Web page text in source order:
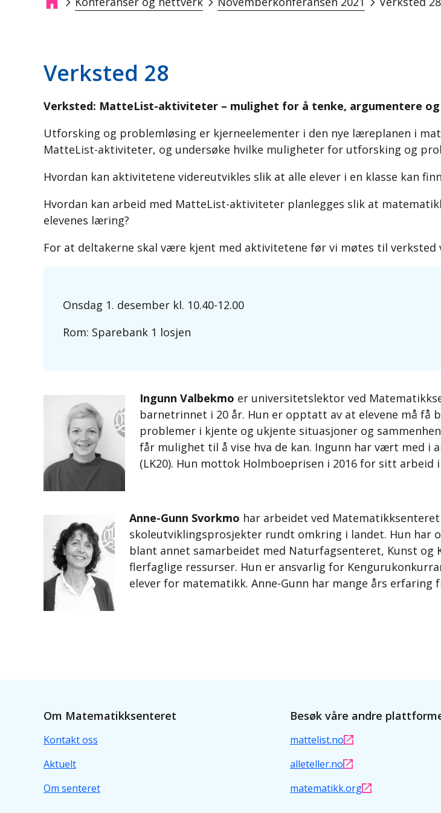
Navigasjonssti
Verksted 28
Verksted: MatteList-aktiviteter – mulighet for å tenke, argumentere
Utforsking og problemløsing er kjerneelementer i den nye læreplanen i
MatteList-aktiviteter, og undersøke hvilke muligheter for utforsking og
Hvordan kan aktivitetene videreutvikles slik at alle elever i en klasse kan
Hvordan kan arbeid med MatteList-aktiviteter planlegges slik at
elevenes læring?
For at deltakerne skal være kjent med aktivitetene før vi møtes til
Onsdag 1. desember kl. 10.40-12.00
Rom: Sparebank 1 losjen
Ingunn Valbekmo er universitetslektor ved
barnetrinnet i 20 år. Hun er opptatt av at elevene må få
problemer i kjente og ukjente situasjoner og
får mulighet til å vise hva de kan. Ingunn har vært med
(LK20). Hun mottok Holmboeprisen i 2016 for sitt arbeid
Anne-Gunn Svorkmo har arbeidet ved
skoleutviklingsprosjekter rundt omkring i landet. Hun har
blant annet samarbeidet med Naturfagsenteret, Kunst
flerfaglige ressurser. Hun er ansvarlig for
elever for matematikk. Anne-Gunn har mange års erfaring
Om Matematikksenteret
Kontakt oss
Aktuelt
Om senteret
Besøk våre andre
mattelist.no
alleteller.no
matematikk.org